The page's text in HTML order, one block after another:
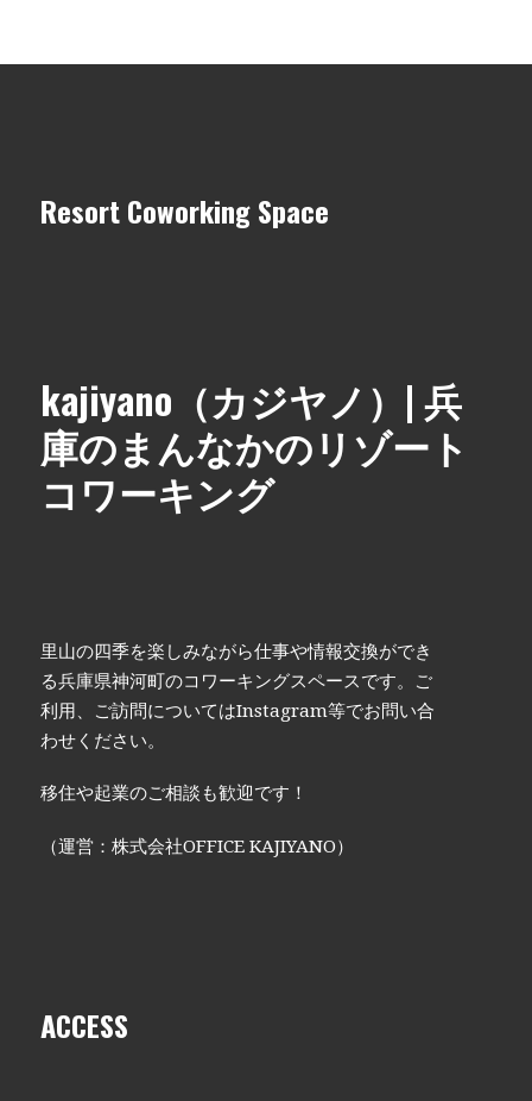
Resort Coworking Space
kajiyano（カジヤノ）| 兵
庫のまんなかのリゾート
コワーキング
里山の四季を楽しみながら仕事や情報交換ができ
る兵庫県神河町のコワーキングスペースです。ご
利用、ご訪問についてはInstagram等でお問い合
わせください。
移住や起業のご相談も歓迎です！
（運営：株式会社OFFICE KAJIYANO）
ACCESS